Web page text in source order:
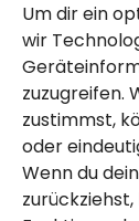
Um dir ein
wir
zuzugreifen.
zustimmst,
oder
Wenn du
Rechtlich